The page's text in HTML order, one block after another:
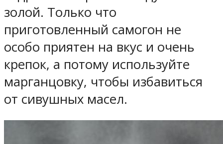
золой. Только что
приготовленный самогон не
особо приятен на вкус и очень
крепок, а потому используйте
марганцовку, чтобы избавиться
от сивушных масел.